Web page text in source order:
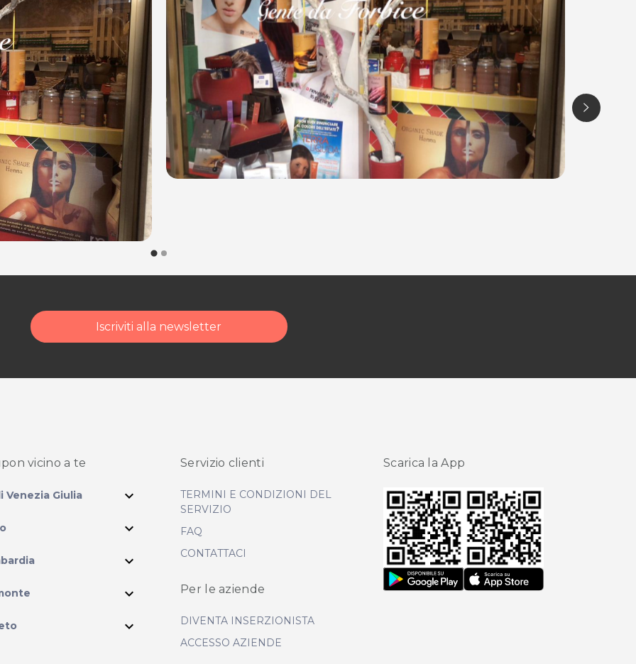
Iscriviti alla newsletter
vicino a te
Venezia Giulia expand_more
expand_more
expand_more
expand_more
expand_more
Servizio clienti
TERMINI E CONDIZIONI DEL
SERVIZIO
FAQ
CONTATTACI
Per le aziende
DIVENTA INSERZIONISTA
ACCESSO AZIENDE
Scarica la App